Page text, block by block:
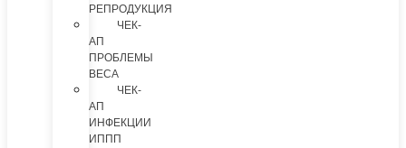
РЕПРОДУКЦИЯ
ЧЕК-
АП
ПРОБЛЕМЫ
ВЕСА
ЧЕК-
АП
ИНФЕКЦИИ
ИППП